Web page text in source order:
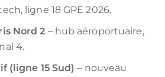
ligne 18 GPE 2026.
Nord 2 – hub aéroportuaire,
4.
(ligne 15 Sud) – nouveau